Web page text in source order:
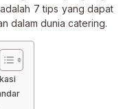
7 tips yang dapat
dalam dunia catering.